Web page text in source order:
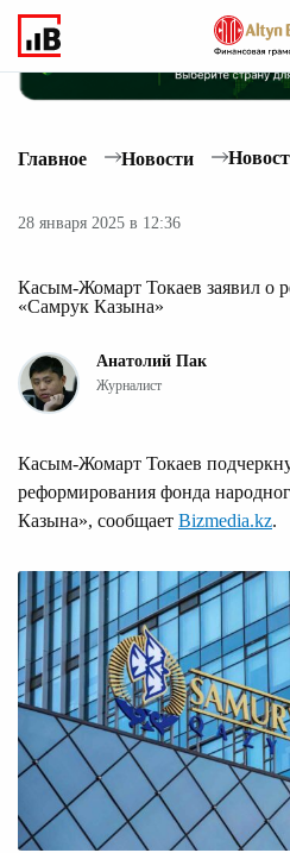
Главное Новости
28 января 2025 в 12:36
Касым-Жомарт Токаев заявил о
«Самрук Казына»
Анатолий Пак
Журналист
Касым-Жомарт Токаев
реформирования фонда
Казына», сообщает Bizmedia.kz.